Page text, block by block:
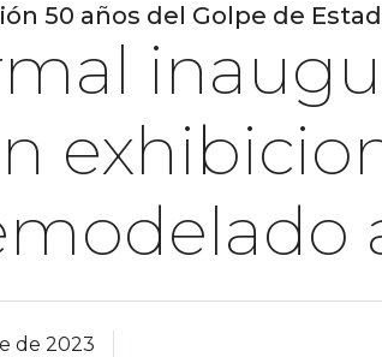
50 años del Golpe de
de 2023